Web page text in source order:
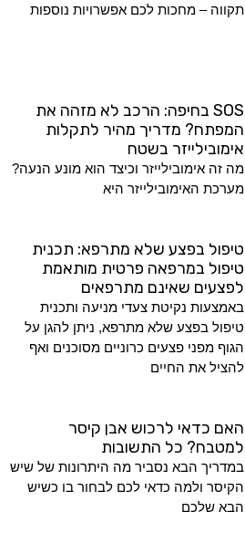
תקווה – מחכות לכם אפשרויות נוספות
SOS בחיפה: הרכב לא מזהה את
המפתח? מדריך מהיר לתקלות
אימובילייזר בשטח
מה זה אימובילייזר וכיצד הוא מונע הנעה?
מערכת האימובילייזר היא
טיפול בפצע שלא מתרפא: תכנית
טיפול במרפאה פרטית מותאמת
לפצעים שאינם מתרפאים
באמצעות נקיטת צעדי מניעה ותכנית
טיפול בפצע שלא מתרפא, ניתן להגן על
הגוף מפני פצעים כרוניים מסוכנים ואף
להציל את החיים
האם כדאי לרכוש אבן קיסר
למטבח? כל התשובות
במדריך הבא נסביר מה היתרונות של שיש
הקיסר ולמה כדאי לכם לבחור בו כשיש
הבא שלכם